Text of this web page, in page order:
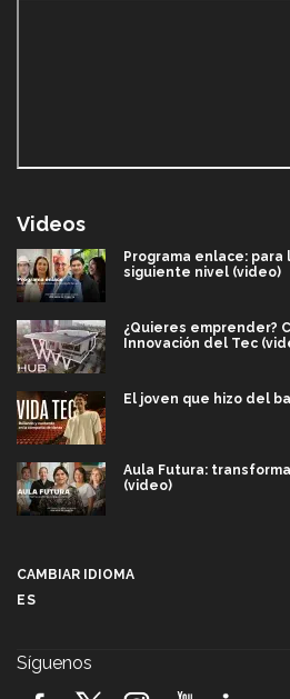
Videos
Programa enlace:
siguiente nivel (video)
¿Quieres emprender?
Innovación del Tec
El joven que hizo del
Aula Futura:
(video)
CAMBIAR IDIOMA
ES
Síguenos